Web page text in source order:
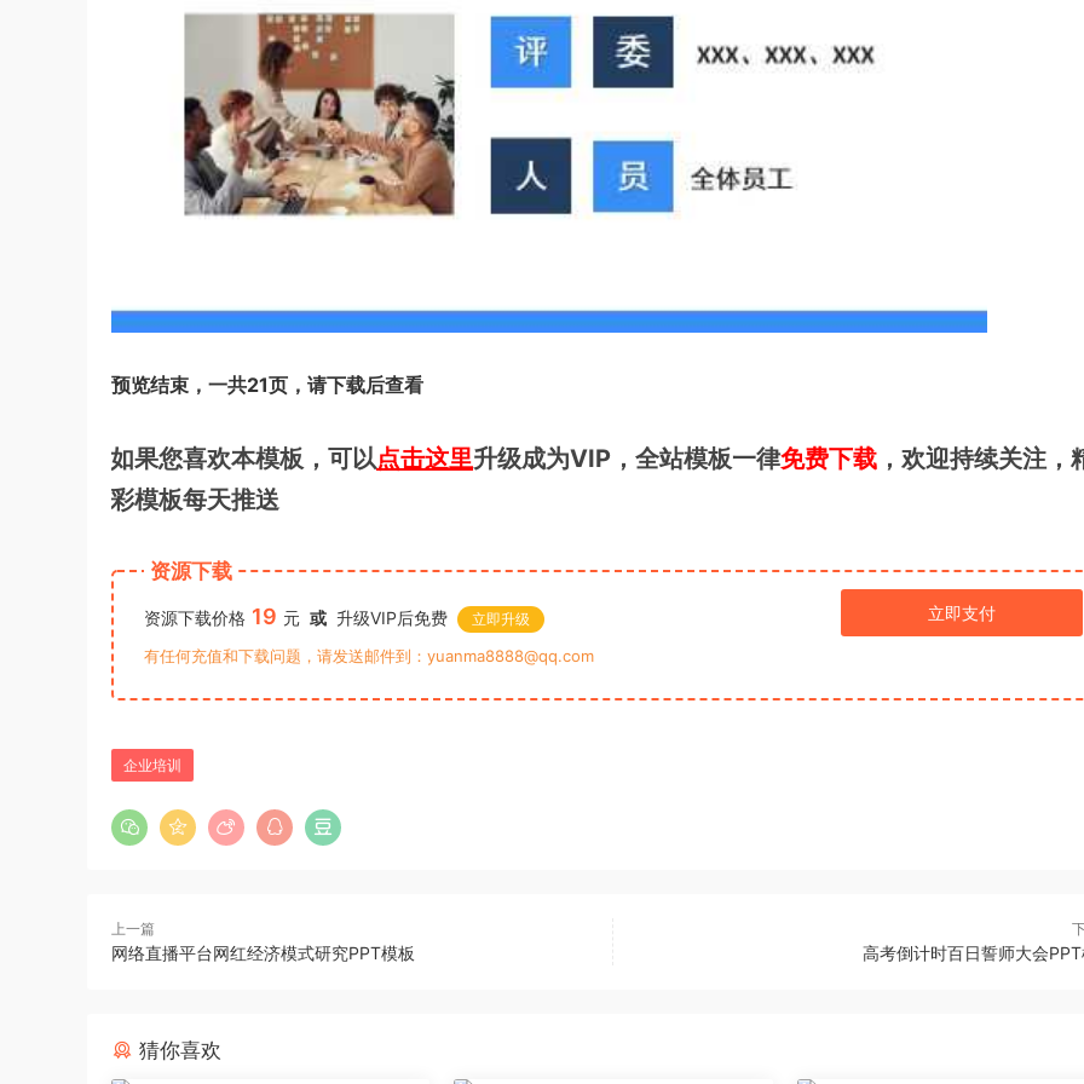
预览结束，一共21页，请下载后查看
如果您喜欢本模板，可以点击这里升级成为VIP，全站模板一律免费下载 ，欢迎持续关注，
彩模板每天推送
资源下载
资源下载价格 19 元 立即支付
或 升级VIP后免费 立即升级
有任何充值和下载问题，请发送邮件到：yuanma8888@qq.com
企业培训
上一篇
网络直播平台网红经济模式研究PPT模板 高考倒计时百日誓师大会
猜你喜欢